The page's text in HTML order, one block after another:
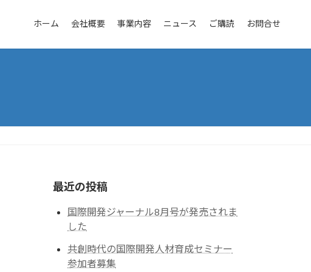
ホーム 会社概要 事業内容 ニュース ご購読 お問合せ
最近の投稿
国際開発ジャーナル8月号が発売されま
した
共創時代の国際開発人材育成セミナー
参加者募集